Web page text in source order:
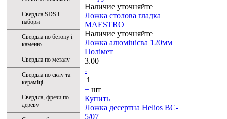
Свердла SDS і
набори
Свердла по бетону і
каменю
Свердла по металу
Свердла по склу та
кераміці
Свердла, фрези по
дереву
Наличие уточняйте
Ложка cтолова гладка
MAESTRO
Наличие уточняйте
Ложка алюмінієва 120мм
Полімет
3.00
-
+ шт
Купить
Ложка десертна Helios BC-
5/07